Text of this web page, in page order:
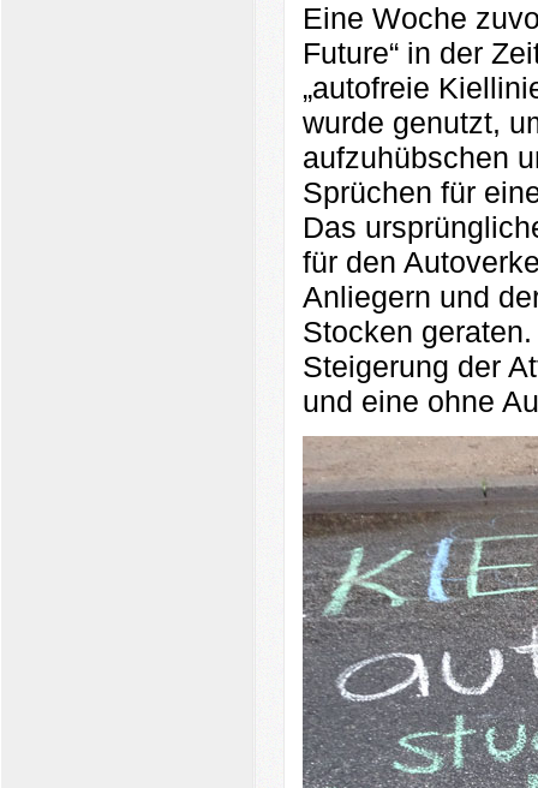
Eine Woche
Future“ in der
„autofreie
wurde genutzt,
aufzuhübschen
Sprüchen für
Das
für den
Anliegern und
Stocken
Steigerung der
und eine ohne